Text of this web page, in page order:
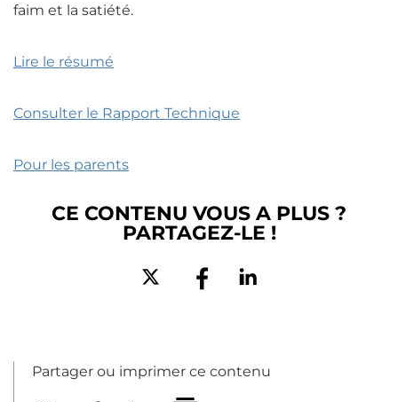
faim et la satiété.
Lire le résumé
Consulter le Rapport Technique
Pour les parents
CE CONTENU VOUS A PLUS ?
PARTAGEZ-LE !
Partager ou imprimer ce contenu